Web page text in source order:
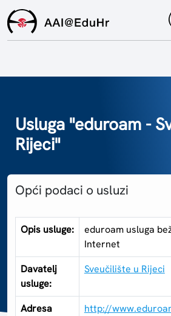
Za krajnje
Za matične
Kontakt
Usluga "eduroam -
Rijeci"
Opći podaci o usluzi
Opis usluge:
eduroam usluga
Internet
Davatelj
usluge:
Sveučilište u Rijeci
Adresa
http://